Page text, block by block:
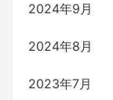
2024年9月
2024年8月
2023年7月